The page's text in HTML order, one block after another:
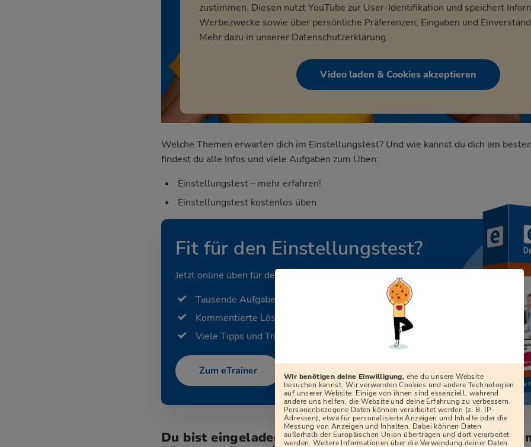
zustimmen. Diesen nutzt YouTube zur User-Identifikation und speichert
Werbezwecke sowie über persönliche Präferenzen, Eingaben und
Mehr dazu in unserer Datenschutzerklärung.
Video laden & Cookies akzeptieren
Welche Themen erwarten dich im Einstellungstest? Und wie kannst du dich am
findest du alle Infos und viele Aufgaben zum Üben:
Einstellungstest – mehr erfahren!
Einstellungstest kostenlos üben
Fit für den Einstellungstest?
Jetzt online üben für deinen Beruf.
Tausende Aufgaben
Kommentierte Lösungen
Viele Tipps und Tricks
Zum eTrainer
Du bist eingeladen zum Vorstellungsgespräch bei der
Wir benötigen deine Einwilligung, ehe du unsere Website
besuchen kannst. Wir verwenden Cookies und andere Technologien
auf unserer Website. Einige von ihnen sind essenziell, während
andere uns helfen, die Website und deine Erfahrung zu verbessern.
Personenbezogene Daten können verarbeitet werden (z. B. IP-
Adressen), etwa für personalisierte Anzeigen und Inhalte oder die
Messung von Anzeigen und Inhalten. Dabei können Daten
außerhalb der Europäischen Union übertragen und dort verarbeitet
werden. Weitere Informationen über die Verwendung deiner Daten